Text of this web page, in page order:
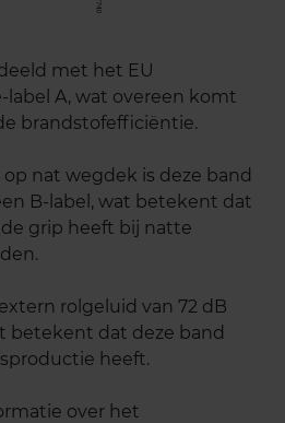
met het EU
A, wat overeen komt
brandstofefficiëntie.
nat wegdek is deze band
B-label, wat betekent dat
grip heeft bij natte
rolgeluid van 72 dB
betekent dat deze band
heeft.
over het